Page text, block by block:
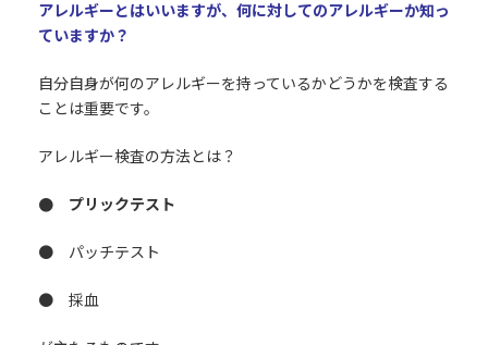
アレルギーとはいいますが、何に対してのアレルギーか知っ
ていますか？
自分自身が何のアレルギーを持っているかどうかを検査する
ことは重要です。
アレルギー検査の方法とは？
● プリックテスト
● パッチテスト
● 採血